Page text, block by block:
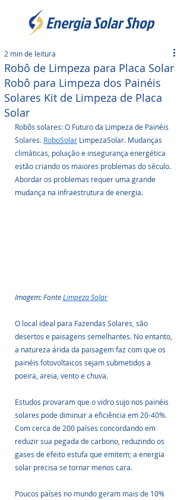
Robô de Limpeza para Placa Solar
Robô para Limpeza dos Painéis
Solares Kit de Limpeza de Placa
Solar
2 min de leitura
Robôs solares: O Futuro da Limpeza de Painéis
Solares. RoboSolar LimpezaSolar. Mudanças
climáticas, poluição e insegurança energética
estão criando os maiores problemas do século.
Abordar os problemas requer uma grande
mudança na infraestrutura de energia.
Imagem: Fonte Limpeza Solar
O local ideal para Fazendas Solares, são
desertos e paisagens semelhantes. No entanto,
a natureza árida da paisagem faz com que os
painéis fotovoltaicos sejam submetidos a
poeira, areia, vento e chuva.
Estudos provaram que o vidro sujo nos painéis
solares pode diminuir a eficiência em 20-40%.
Com cerca de 200 países concordando em
reduzir sua pegada de carbono, reduzindo os
gases de efeito estufa que emitem; a energia
solar precisa se tornar menos cara.
Poucos países no mundo geram mais de 10%